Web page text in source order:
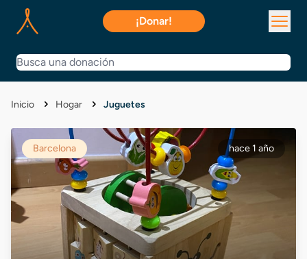
¡Donar!
Inicio Hogar Juguetes
Barcelona hace 1 año